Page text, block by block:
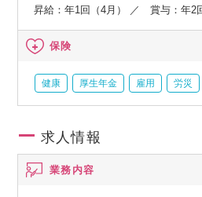
昇給：年1回（4月） ／ 賞与：年2
保険
健康 厚生年金 雇用 労災
求人情報
業務内容